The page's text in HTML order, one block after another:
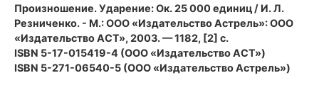
Произношение. Ударение: Ок. 25 000 единиц / И. Л.
Резниченко. - М.: ООО «Издательство Астрель»: ООО
«Издательство АСТ», 2003. — 1182, [2] с.
ISBN 5-17-015419-4 (ООО «Издательство АСТ»)
ISBN 5-271-06540-5 (ООО «Издательство Астрель»)